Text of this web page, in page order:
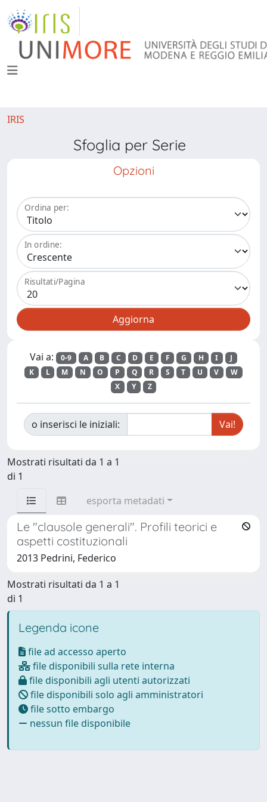
IRIS
Sfoglia per Serie
Opzioni
Ordina per:
In ordine:
Risultati/Pagina
Vai a: 0-9 A B C D E F G H I
J
K
L M N O P Q R S T U V
W
X
Y Z
o inserisci le iniziali:
Mostrati risultati da 1 a 1
di 1
esporta metadati
Le "clausole generali". Profili teorici e
aspetti costituzionali
2013 Pedrini, Federico
Mostrati risultati da 1 a 1
di 1
Legenda icone
file ad accesso aperto
file disponibili sulla rete interna
file disponibili agli utenti autorizzati
file disponibili solo agli amministratori
file sotto embargo
nessun file disponibile